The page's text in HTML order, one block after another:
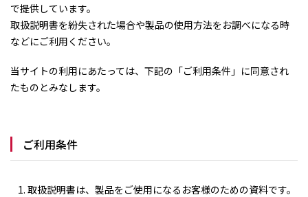
で提供しています。
取扱説明書を紛失された場合や製品の使用方法をお調べになる時
などにご利用ください。
当サイトの利用にあたっては、下記の「ご利用条件」に同意され
たものとみなします。
ご利用条件
取扱説明書は、製品をご使用になるお客様のための資料です。